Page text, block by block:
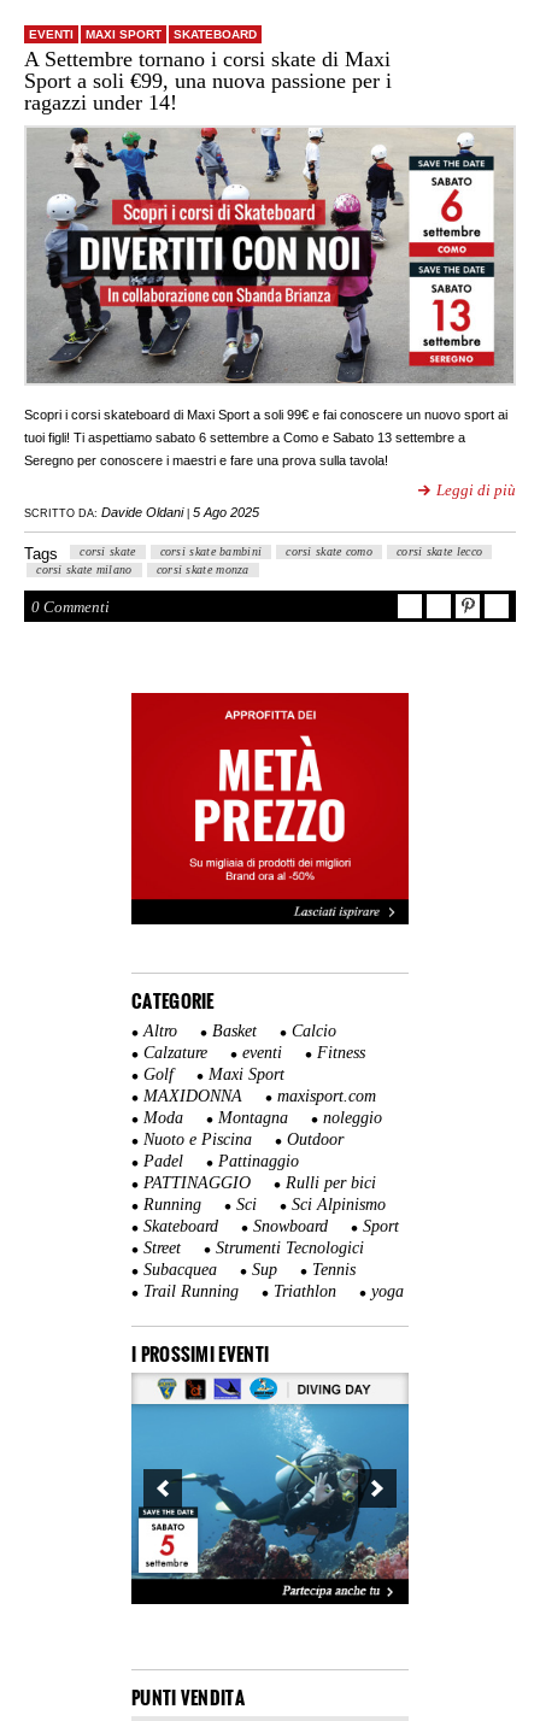
EVENTI MAXI SPORT SKATEBOARD
A Settembre tornano i corsi skate di Maxi
Sport a soli €99, una nuova passione per i
ragazzi under 14!
Scopri i corsi skateboard di Maxi Sport a soli 99€ e fai conoscere un nuovo sport ai
tuoi figli! Ti aspettiamo sabato 6 settembre a Como e Sabato 13 settembre a
Seregno per conoscere i maestri e fare una prova sulla tavola!
Leggi di più
SCRITTO DA: Davide Oldani 5 Ago 2025
Tags corsi skate corsi skate bambini corsi skate como
corsi skate lecco
corsi skate milano
corsi skate monza
0 Commenti
CATEGORIE
Altro Basket
Calcio
Calzature
eventi
Fitness
Golf
Maxi Sport
MAXIDONNA
maxisport.com
Moda
Montagna
noleggio
Nuoto e Piscina
Outdoor
Padel
Pattinaggio
PATTINAGGIO
Rulli per bici
Running
Sci
Sci Alpinismo
Skateboard
Snowboard
Sport
Street
Strumenti Tecnologici
Subacquea
Sup
Tennis
Trail Running
Triathlon yoga
I PROSSIMI EVENTI
PUNTI VENDITA